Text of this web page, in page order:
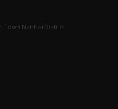
Town Nanhai District